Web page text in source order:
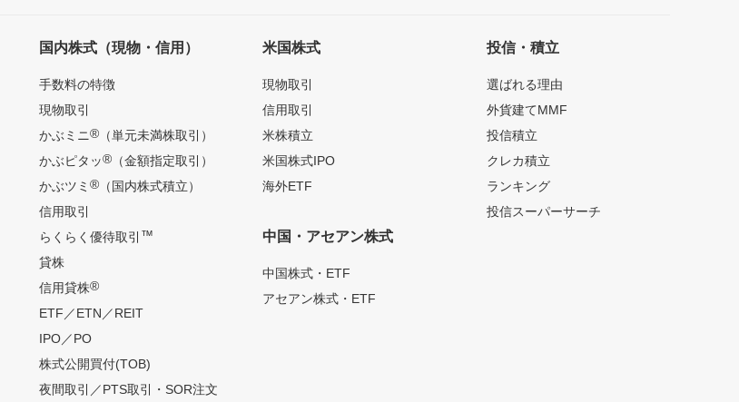
国内株式（現物・信用）
手数料の特徴
現物取引
かぶミニ®（単元未満株取引）
かぶピタッ®（金額指定取引）
かぶツミ ®（国内株式積立）
信用取引
らくらく優待取引 ™
貸株
信用貸株®
ETF／ETN／REIT
IPO／PO
株式公開買付(TOB)
夜間取引／PTS取引・SOR注文
米国株式
現物取引
信用取引
米株積立
米国株式IPO
海外ETF
中国・アセアン株式
中国株式・ETF
アセアン株式・ETF
投信・積立
選ばれる理由
外貨建てMMF
投信積立
クレカ積立
ランキング
投信スーパーサーチ